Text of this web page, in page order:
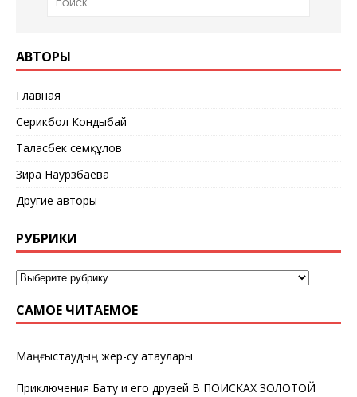
АВТОРЫ
Главная
Серикбол Кондыбай
Таласбек Әсемқұлов
Зира Наурзбаева
Другие авторы
РУБРИКИ
САМОЕ ЧИТАЕМОЕ
Маңғыстаудың жер-су атаулары
Приключения Бату и его друзей В ПОИСКАХ ЗОЛОТОЙ